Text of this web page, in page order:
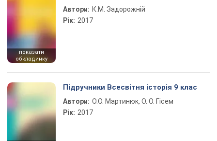
показати
обкладинку
Автори: К.М. Задорожній
Рік: 2017
Підручники Всесвітня історія 9 клас
Автори: О.О. Мартинюк, О. О. Гісем
Рік: 2017